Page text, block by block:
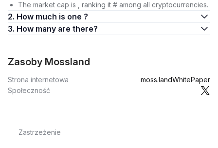
The market cap is , ranking it # among all cryptocurrencies.
2. How much is one ?
3. How many are there?
Zasoby Mossland
Strona internetowa moss.landWhitePaper
Społeczność
Zastrzeżenie